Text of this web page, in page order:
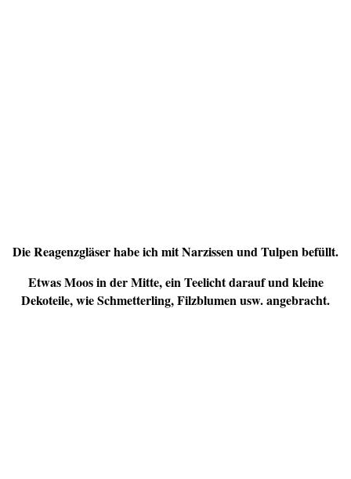
Die Reagenzgläser habe ich mit Narzissen und Tulpen befüllt.
Etwas Moos in der Mitte, ein Teelicht darauf und kleine
Dekoteile, wie Schmetterling, Filzblumen usw. angebracht.